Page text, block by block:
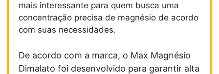
mais interessante para quem busca uma
concentração precisa de magnésio de acordo
com suas necessidades.
De acordo com a marca, o Max Magnésio
Dimalato foi desenvolvido para garantir alta